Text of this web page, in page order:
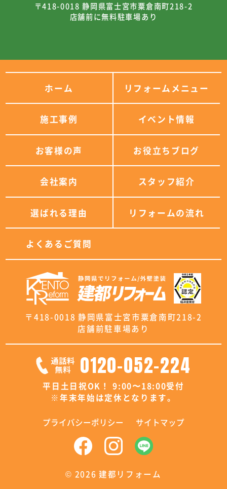
〒418-0018 静岡県富士宮市粟倉南町218-2
店舗前に無料駐車場あり
ホーム リフォームメニュー
施工事例 イベント情報
お客様の声 お役立ちブログ
会社案内 スタッフ紹介
選ばれる理由 リフォームの流れ
よくあるご質問
〒418-0018 静岡県富士宮市粟倉南町218-2
店舗前駐車場あり
0120-052-224
平日土日祝OK！ 9:00〜18:00受付
※年末年始は定休となります。
プライバシーポリシー サイトマップ
© 2026 建都リフォーム